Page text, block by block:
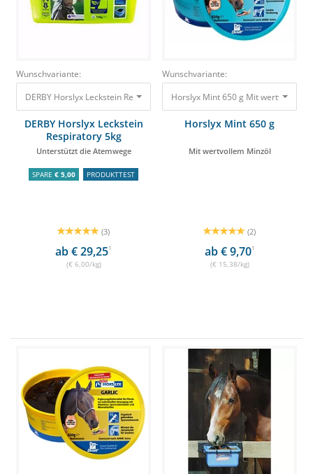
Wunschvariante:
DERBY Horslyx Leckstein Respiratory 5kg Unterstützt die Atemwege
DERBY Horslyx Leckstein
Respiratory 5kg
Unterstützt die Atemwege
SPARE € 5,00 PRODUKTTEST
(3)
ab € 29,251
(€ 6,00/kg)
Wunschvariante:
Horslyx Mint 650 g Mit wertvollem
Horslyx Mint 650 g
Mit wertvollem Minzöl
(2)
ab € 9,701
(€ 15,38/kg)